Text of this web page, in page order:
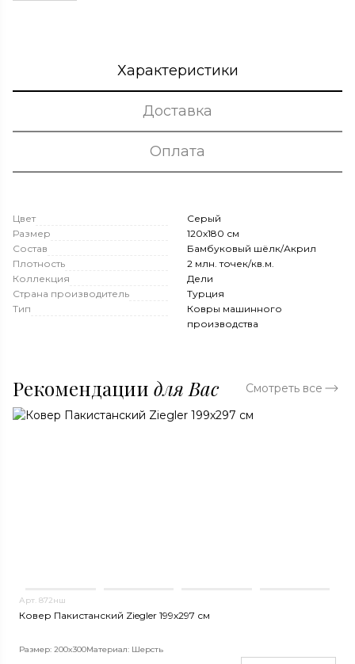
Характеристики
Доставка
Оплата
Цвет
Серый
Размер
120x180 см
Состав
Бамбуковый шёлк/Акрил
Плотность
2 млн. точек/кв.м.
Коллекция
Дели
Страна производитель
Турция
Тип
Ковры машинного
производства
Рекомендации для Вас Смотреть все
Арт. 872нш
Ковер Пакистанский Ziegler 199x297 см
Размер: 200x300Материал: Шерсть